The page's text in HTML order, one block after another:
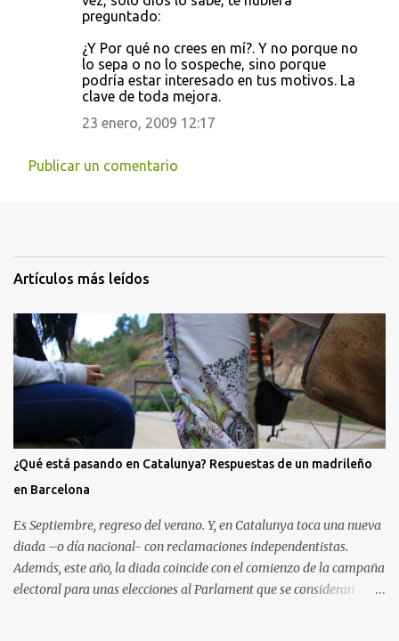
preguntado:
¿Y Por qué no crees en mí?. Y no porque no
lo sepa o no lo sospeche, sino porque
podría estar interesado en tus motivos. La
clave de toda mejora.
23 enero, 2009 12:17
Publicar un comentario
Artículos más leídos
¿Qué está pasando en Catalunya? Respuestas de un madrileño
en Barcelona
Es Septiembre, regreso del verano. Y, en Catalunya toca una nueva
diada –o día nacional- con reclamaciones independentistas.
Además, este año, la diada coincide con el comienzo de la campaña
electoral para unas elecciones al Parlament que se consideran